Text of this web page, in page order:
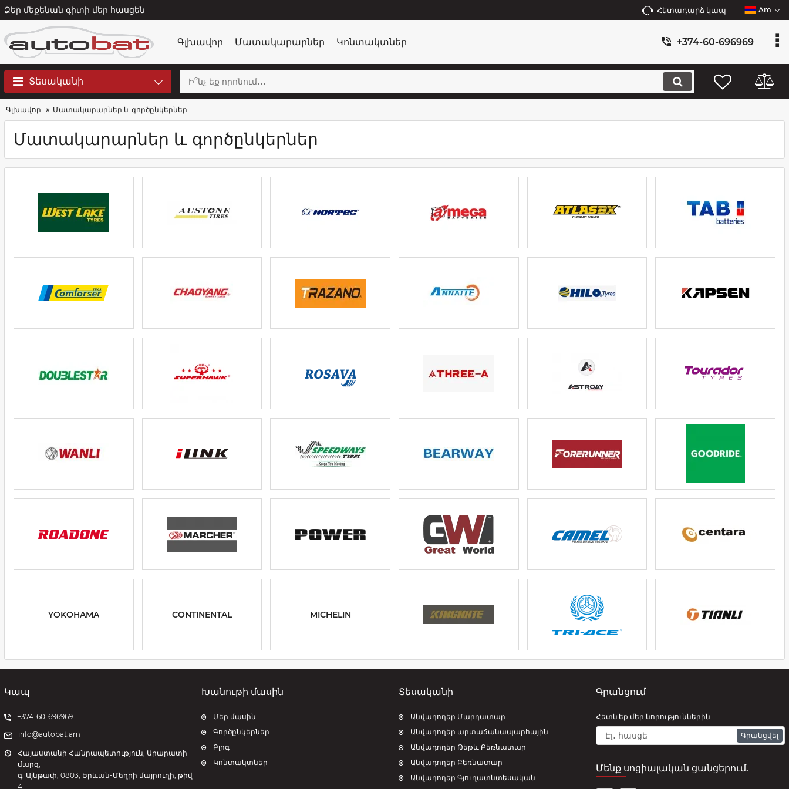
Ձեր մեքենան գիտի մեր հասցեն Հետադարձ կապ Am
_________________ ______________
Գլխավոր Մատակարարներ Կոնտակտներ +374-60-696969
Տեսականի
Գլխավոր Մատակարարներ և գործընկերներ
Մատակարարներ և գործընկերներ
YOKOHAMA CONTINENTAL MICHELIN
Կապ
+374-60-696969
info@autobat.am
Հայաստանի Հանրապետություն, Արարատի
մարզ,
գ. Այնթափ, 0803, Երևան-Մեղրի մայրուղի, թիվ
4
Խանութի մասին
Մեր մասին
Գործընկերներ
Բլոգ
Կոնտակտներ
Տեսականի
Անվադողեր Մարդատար
Անվադողեր արտաճանապարհային
Անվադողեր Թեթև Բեռնատար
Անվադողեր Բեռնատար
Անվադողեր Գյուղատնտեսական
Գրանցում
Հետևեք մեր նորություններին
Գրանցվել
Մենք սոցիալական ցանցերում.